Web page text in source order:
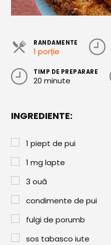
Cozonaci
Plăcinte, Tarte și Rulade
Prăjituri
Torturi
Dulceață / Gem
Paste & Risotto
Patiserie
RANDAMENTE
1 porție
TIMP DE PREPARARE
20 minute
INGREDIENTE:
1 piept de pui
1 mg lapte
3 ouă
condimente de pui
fulgi de porumb
sos tabasco iute